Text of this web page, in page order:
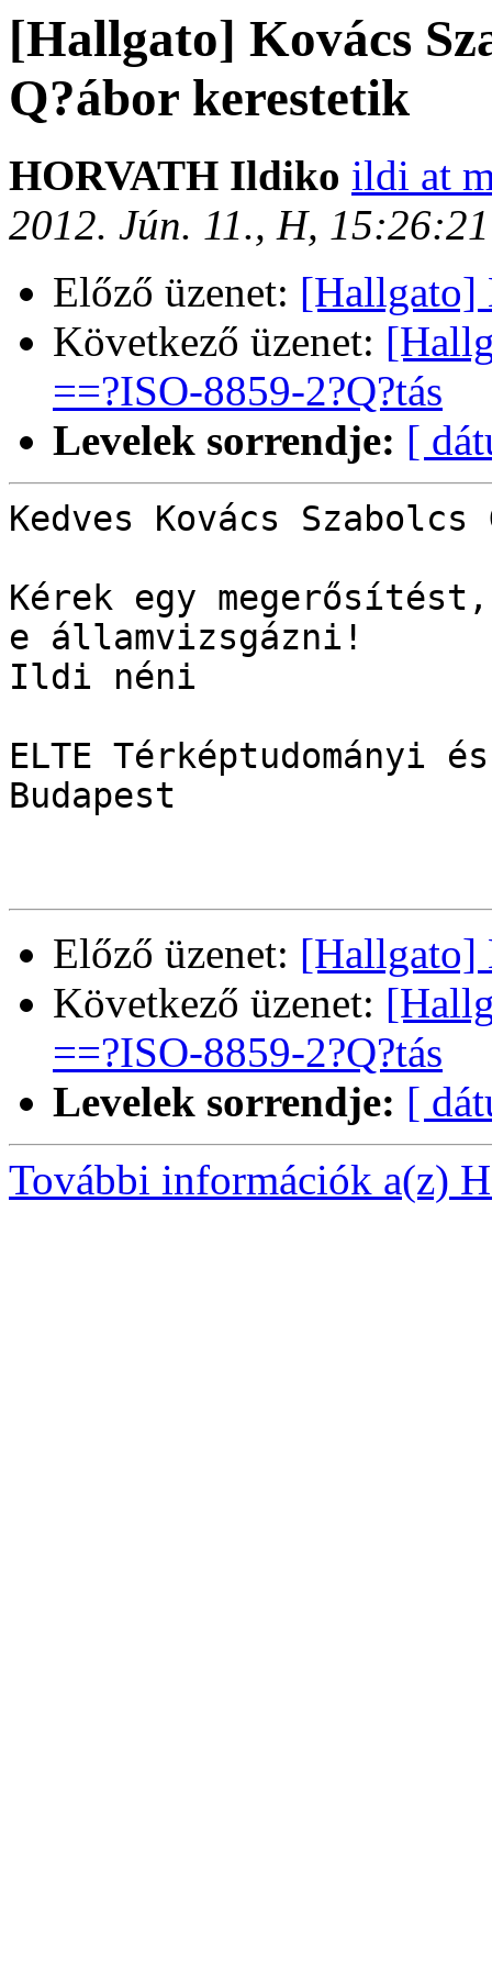
[Hallgato] Kovács
Q?ábor kerestetik
HORVATH Ildiko ildi at
2012. Jún. 11., H,
Előző üzenet: [Hallgato]
Következő üzenet:
==?ISO-8859-2?Q?tás
Levelek sorrendje: [
Kedves Kovács
Kérek egy
e államvizsgázni!
Ildi néni
ELTE Térképtudományi
Budapest
Előző üzenet: [Hallgato]
Következő üzenet:
==?ISO-8859-2?Q?tás
Levelek sorrendje: [
További információk a(z)